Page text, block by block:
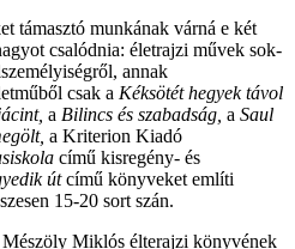
támasztó munkának várná e két
csalódnia: életrajzi művek sok-
annak
csak a Kéksötét hegyek távol
a Bilincs és szabadság, a Saul
a Kriterion Kiadó
című kisregény- és
útcímű könyveket említi
15-20 sort szán.
Miklós élterajzi könyvének